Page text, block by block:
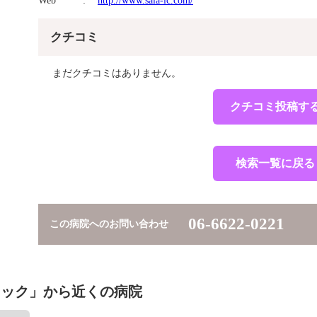
クチコミ
まだクチコミはありません。
クチコミ投稿す
検索一覧に戻る
この病院へのお問い合わせ 06-6622-0221
ク」から近くの病院